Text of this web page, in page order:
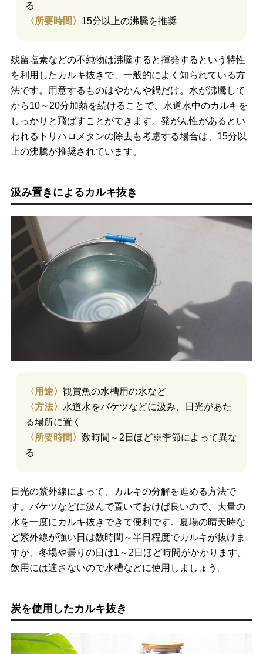
る
〈所要時間〉 15分以上の沸騰を推奨
残留塩素などの不純物は沸騰すると揮発するという特性
を利用したカルキ抜きで、一般的によく知られている方
法です。用意するものはやかんや鍋だけ。水が沸騰して
から10～20分加熱を続けることで、水道水中のカルキを
しっかりと飛ばすことができます。発がん性があるとい
われるトリハロメタンの除去も考慮する場合は、15分以
上の沸騰が推奨されています。
汲み置きによるカルキ抜き
〈用途〉 観賞魚の水槽用の水など
〈方法〉 水道水をバケツなどに汲み、日光があた
る場所に置く
〈所要時間〉 数時間～2日ほど※季節によって異な
る
日光の紫外線によって、カルキの分解を進める方法で
す。バケツなどに汲んで置いておけば良いので、大量の
水を一度にカルキ抜きできて便利です。夏場の晴天時な
ど紫外線が強い日は数時間～半日程度でカルキが抜けま
すが、冬場や曇りの日は1～2日ほど時間がかかります。
飲用には適さないので水槽などに使用しましょう。
炭を使用したカルキ抜き